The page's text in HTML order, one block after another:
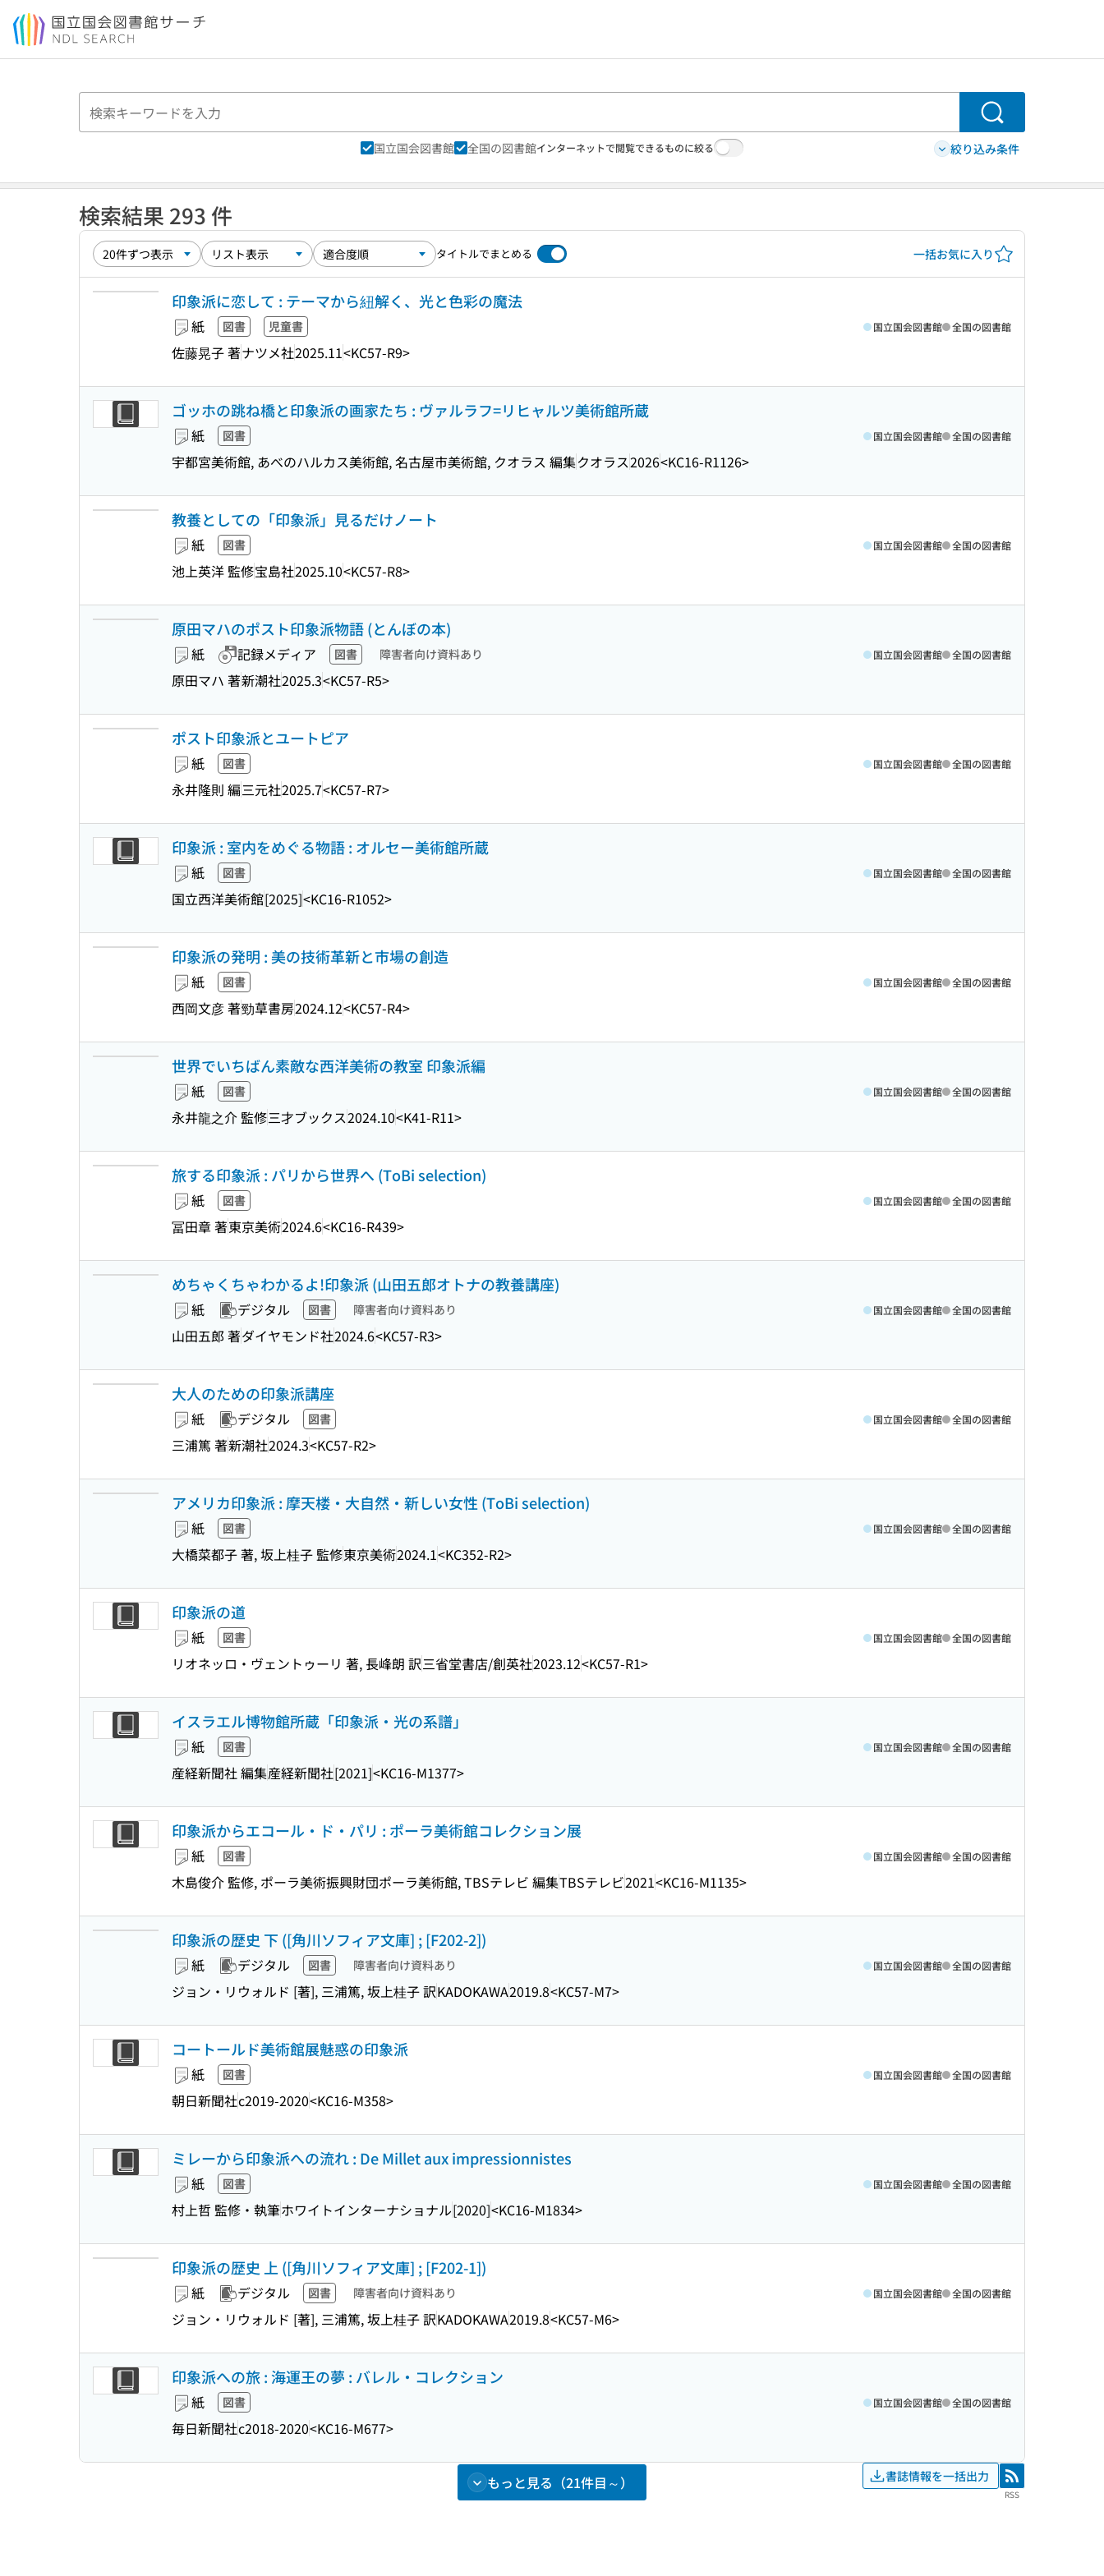
本文へ移動
検索
国立国会図書館 全国の図書館インターネットで閲覧できるものに絞る 絞り込み条件
検索結果 293 件
タイトルでまとめる 一括お気に入り
印象派に恋して : テーマから紐解く、光と色彩の魔法
紙 図書 児童書
佐藤晃子 著ナツメ社2025.11<KC57-R9>
国立国会図書館 全国の図書館
ゴッホの跳ね橋と印象派の画家たち : ヴァルラフ=リヒャルツ美術館所蔵
紙 図書
宇都宮美術館, あべのハルカス美術館, 名古屋市美術館, クオラス 編集クオラス2026<KC16-R1126>
国立国会図書館 全国の図書館
教養としての「印象派」見るだけノート
紙 図書
池上英洋 監修宝島社2025.10<KC57-R8>
国立国会図書館 全国の図書館
原田マハのポスト印象派物語 (とんぼの本)
紙 記録メディア 図書 障害者向け資料あり
原田マハ 著新潮社2025.3<KC57-R5>
国立国会図書館 全国の図書館
ポスト印象派とユートピア
紙 図書
永井隆則 編三元社2025.7<KC57-R7>
国立国会図書館 全国の図書館
印象派 : 室内をめぐる物語 : オルセー美術館所蔵
紙 図書
国立西洋美術館[2025]<KC16-R1052>
国立国会図書館 全国の図書館
印象派の発明 : 美の技術革新と市場の創造
紙 図書
西岡文彦 著勁草書房2024.12<KC57-R4>
国立国会図書館 全国の図書館
世界でいちばん素敵な西洋美術の教室 印象派編
紙 図書
永井龍之介 監修三才ブックス2024.10<K41-R11>
国立国会図書館 全国の図書館
旅する印象派 : パリから世界へ (ToBi selection)
紙 図書
冨田章 著東京美術2024.6<KC16-R439>
国立国会図書館 全国の図書館
めちゃくちゃわかるよ!印象派 (山田五郎オトナの教養講座)
紙 デジタル 図書 障害者向け資料あり
山田五郎 著ダイヤモンド社2024.6<KC57-R3>
国立国会図書館 全国の図書館
大人のための印象派講座
紙 デジタル 図書
三浦篤 著新潮社2024.3<KC57-R2>
国立国会図書館 全国の図書館
アメリカ印象派 : 摩天楼・大自然・新しい女性 (ToBi selection)
紙 図書
大橋菜都子 著, 坂上桂子 監修東京美術2024.1<KC352-R2>
国立国会図書館 全国の図書館
印象派の道
紙 図書
リオネッロ・ヴェントゥーリ 著, 長峰朗 訳三省堂書店/創英社2023.12<KC57-R1>
国立国会図書館 全国の図書館
イスラエル博物館所蔵「印象派・光の系譜」
紙 図書
産経新聞社 編集産経新聞社[2021]<KC16-M1377>
国立国会図書館 全国の図書館
印象派からエコール・ド・パリ : ポーラ美術館コレクション展
紙 図書
木島俊介 監修, ポーラ美術振興財団ポーラ美術館, TBSテレビ 編集TBSテレビ2021<KC16-M1135>
国立国会図書館 全国の図書館
印象派の歴史 下 ([角川ソフィア文庫] ; [F202-2])
紙 デジタル 図書 障害者向け資料あり
ジョン・リウォルド [著], 三浦篤, 坂上桂子 訳KADOKAWA2019.8<KC57-M7>
国立国会図書館 全国の図書館
コートールド美術館展魅惑の印象派
紙 図書
朝日新聞社c2019-2020<KC16-M358>
国立国会図書館 全国の図書館
ミレーから印象派への流れ : De Millet aux impressionnistes
紙 図書
村上哲 監修・執筆ホワイトインターナショナル[2020]<KC16-M1834>
国立国会図書館 全国の図書館
印象派の歴史 上 ([角川ソフィア文庫] ; [F202-1])
紙 デジタル 図書 障害者向け資料あり
ジョン・リウォルド [著], 三浦篤, 坂上桂子 訳KADOKAWA2019.8<KC57-M6>
国立国会図書館 全国の図書館
印象派への旅 : 海運王の夢 : バレル・コレクション
紙 図書
毎日新聞社c2018-2020<KC16-M677>
国立国会図書館 全国の図書館
もっと見る（21件目～） 書誌情報を一括出力 RSS
RSS